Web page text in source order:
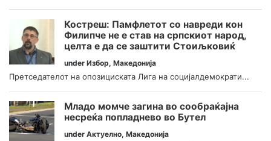
Костреш: Памфлетот со навреди кон
Филипче не е став на српскиот народ,
целта е да се заштити Стоиљковиќ
under Избор, Македонија
Претседателот на опозициската Лига на социјалдемократи...
Младо момче загина во сообраќајна
несреќа попладнево во Бутел
under Актуелно, Македонија